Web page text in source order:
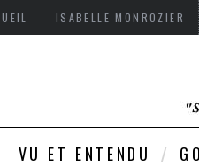
ISABELLE MONROZIER
VU ET ENTENDU